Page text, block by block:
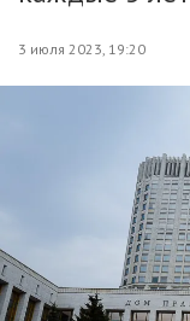
3 июля 2023, 19:20